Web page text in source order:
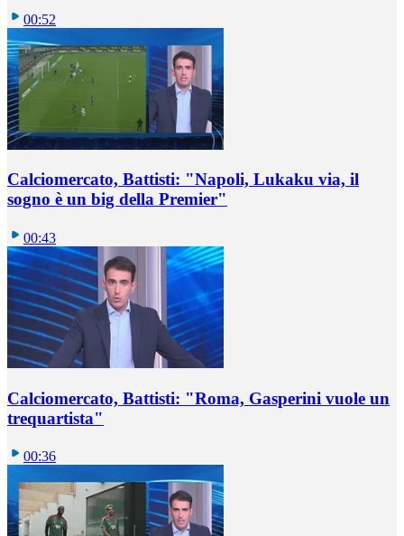
00:52
Calciomercato, Battisti: "Napoli, Lukaku via, il
sogno è un big della Premier"
00:43
Calciomercato, Battisti: "Roma, Gasperini vuole un
trequartista"
00:36